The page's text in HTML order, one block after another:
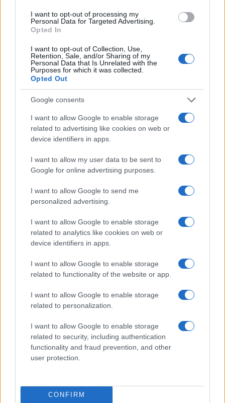
I want to opt-out of processing my
Personal Data for Targeted Advertising.
Opted In
I want to opt-out of Collection, Use,
Retention, Sale, and/or Sharing of my
Personal Data that Is Unrelated with the
Purposes for which it was collected.
Opted Out
Google consents
I want to allow Google to enable storage
related to advertising like cookies on web or
device identifiers in apps.
I want to allow my user data to be sent to
Google for online advertising purposes.
I want to allow Google to send me
personalized advertising.
I want to allow Google to enable storage
related to analytics like cookies on web or
device identifiers in apps.
I want to allow Google to enable storage
related to functionality of the website or app.
I want to allow Google to enable storage
related to personalization.
I want to allow Google to enable storage
related to security, including authentication
functionality and fraud prevention, and other
user protection.
CONFIRM
Létezik-e zsidó viselkedésmód?
2019. június 18.
Köves Slomó a Sorsok Házáról:
nem Schmidt a kulcskérdés
Köves Slomó: Schmidt Mária
koncepciójában